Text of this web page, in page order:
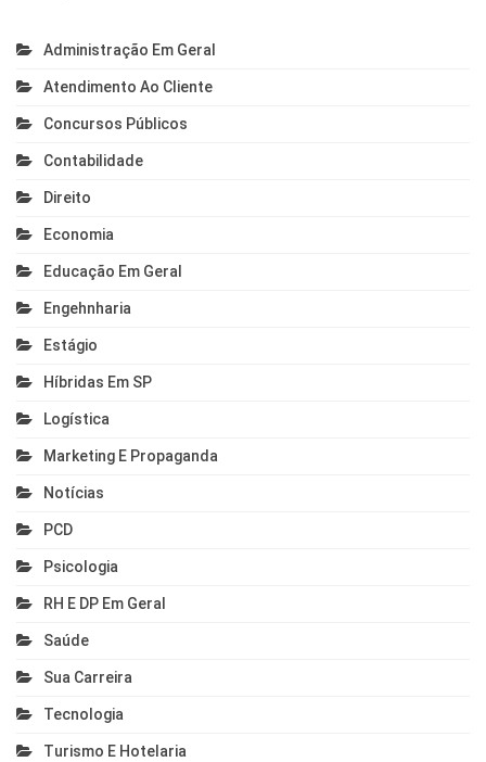
Administração Em Geral
Atendimento Ao Cliente
Concursos Públicos
Contabilidade
Direito
Economia
Educação Em Geral
Engehnharia
Estágio
Híbridas Em SP
Logística
Marketing E Propaganda
Notícias
PCD
Psicologia
RH E DP Em Geral
Saúde
Sua Carreira
Tecnologia
Turismo E Hotelaria